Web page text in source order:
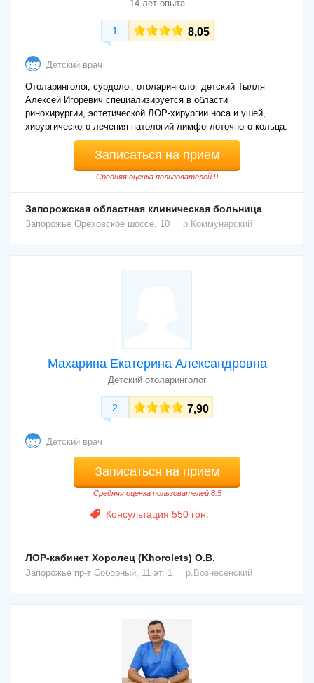
14 лет опыта
1 8,05
Детский врач
Отоларинголог, сурдолог, отоларинголог детский Тылля
Алексей Игоревич специализируется в области
ринохирургии, эстетической ЛОР-хирургии носа и ушей,
хирургического лечения патологий лимфоглоточного кольца.
Записаться на прием
Средняя оценка пользователей 9
Запорожская областная клиническая больница
Запорожье Ореховское шоссе, 10 р.Коммунарский
Махарина Екатерина Александровна
Детский отоларинголог
2 7,90
Детский врач
Записаться на прием
Средняя оценка пользователей 8.5
Консультация 550 грн.
ЛОР-кабинет Хоролец (Khorolets) О.В.
Запорожье пр-т Соборный, 11 эт. 1 р.Вознесенский